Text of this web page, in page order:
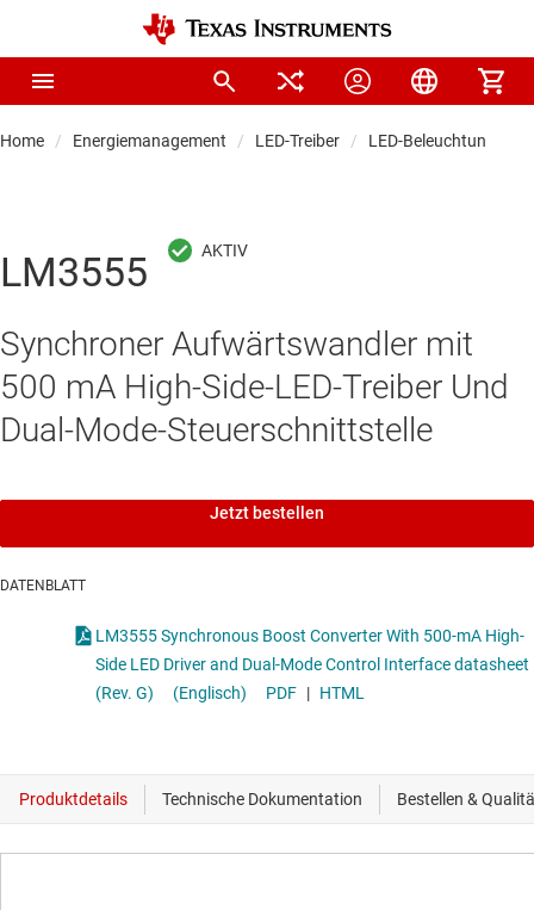
Home Energiemanagement LED-Treiber LED-
LM3555
Synchroner Aufwärtswandler mit
500 mA High-Side-LED-Treiber Und
Dual-Mode-Steuerschnittstelle
Jetzt bestellen
DATENBLATT
LM3555 Synchronous Boost Converter With 500-mA High-
Side LED Driver and Dual-Mode Control Interface datasheet
(Rev. G)
(Englisch) PDF | HTML